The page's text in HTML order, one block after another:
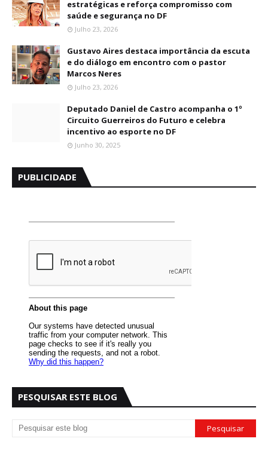
estratégicas e reforça compromisso com
saúde e segurança no DF
Julho 23, 2026
Gustavo Aires destaca importância da escuta
e do diálogo em encontro com o pastor
Marcos Neres
Julho 23, 2026
Deputado Daniel de Castro acompanha o 1º
Circuito Guerreiros do Futuro e celebra
incentivo ao esporte no DF
Junho 30, 2025
PUBLICIDADE
PESQUISAR ESTE BLOG